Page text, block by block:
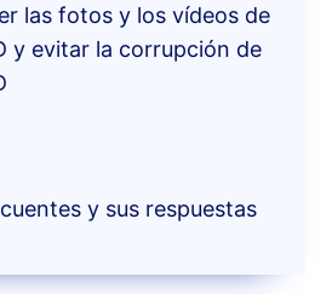
las fotos y los vídeos de
y evitar la corrupción de
y sus respuestas